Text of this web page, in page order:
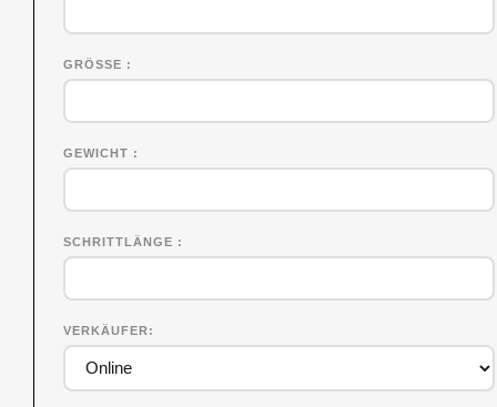
GRÖSSE
GEWICHT
SCHRITTLÄNGE
VERKÄUFER